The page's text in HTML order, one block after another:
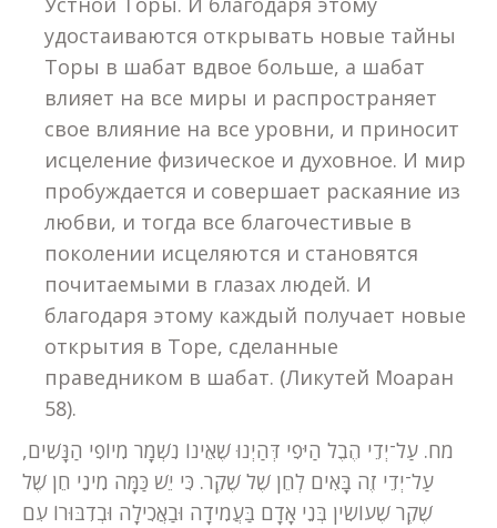
удостаиваются открывать новые тайны
Торы в шабат вдвое больше, а шабат
влияет на все миры и распространяет
свое влияние на все уровни, и приносит
исцеление физическое и духовное. И мир
пробуждается и совершает раскаяние из
любви, и тогда все благочестивые в
поколении исцеляются и становятся
почитаемыми в глазах людей. И
благодаря этому каждый получает новые
открытия в Торе, сделанные
праведником в шабат. (Ликутей Моаран
58).
מח. עַל־יְדֵי הֶבֶל הַיֹּפִי דְּהַיְנוּ שֶׁאֵינוֹ נִשְׁמָר מִיוֹפִי הַנָּשִׁים,
עַל־יְדֵי זֶה בָּאִים לְחֵן שֶׁל שֶׁקֶר. כִּי יֵשׁ כַּמָּה מִינֵי חֵן שֶׁל
שֶׁקֶר שֶׁעוֹשִׂין בְּנֵי אָדָם בַּעֲמִידָה וּבַאֲכִילָה וּבְדִבּוּרוֹ עִם